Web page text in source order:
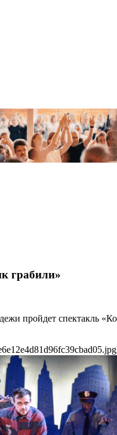
грабили»
пройдет спектакль